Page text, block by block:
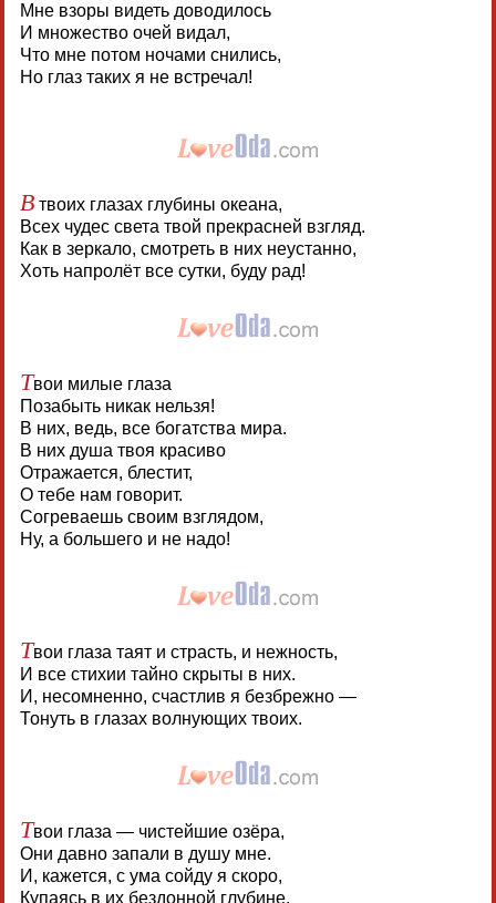
Мне взоры видеть доводилось
И множество очей видал,
Что мне потом ночами снились,
Но глаз таких я не встречал!
Втвоих глазах глубины океана,
Всех чудес света твой прекрасней взгляд.
Как в зеркало, смотреть в них неустанно,
Хоть напролёт все сутки, буду рад!
Твои милые глаза
Позабыть никак нельзя!
В них, ведь, все богатства мира.
В них душа твоя красиво
Отражается, блестит,
О тебе нам говорит.
Согреваешь своим взглядом,
Ну, а большего и не надо!
Твои глаза таят и страсть, и нежность,
И все стихии тайно скрыты в них.
И, несомненно, счастлив я безбрежно —
Тонуть в глазах волнующих твоих.
Твои глаза — чистейшие озёра,
Они давно запали в душу мне.
И, кажется, с ума сойду я скоро,
Купаясь в их бездонной глубине.